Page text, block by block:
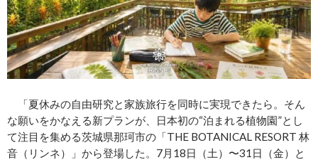
「夏休みの自由研究と家族旅行を同時に実現できたら。そん
な願いをかなえる新プランが、日本初の“泊まれる植物園”とし
て注目を集める茨城県那珂市の「THE BOTANICAL RESORT 林
音（リンネ）」から登場した。7月18日（土）〜31日（金）と